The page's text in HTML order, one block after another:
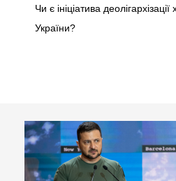
Чи є ініціатива
України?